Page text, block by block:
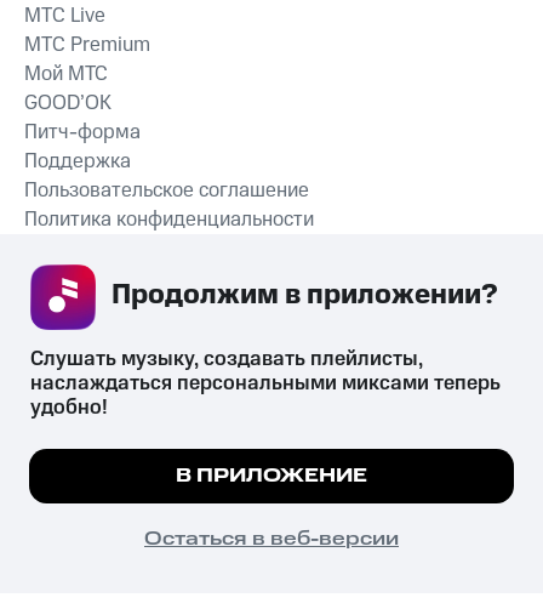
СКАЧАТЬ ПРИЛОЖЕНИЕ
MTС Live
MTС Premium
Мой МТС
GOOD’OK
Питч-форма
Поддержка
Пользовательское соглашение
Политика конфиденциальности
психотропных веществ, их аналогов причиняет вред здоровью,
их незаконный оборот запрещён и влечёт установленную
законодательством ответственность.
© 2026 ООО «КИОН».
Все права защищены
Мы используем куки, чтобы на сайте все
Подробнее
ПОНЯТНО
Слушать музыку, создавать плейлисты,
наслаждаться персональными миксами теперь
удобно!
В ПРИЛОЖЕНИЕ
Остаться в веб-версии